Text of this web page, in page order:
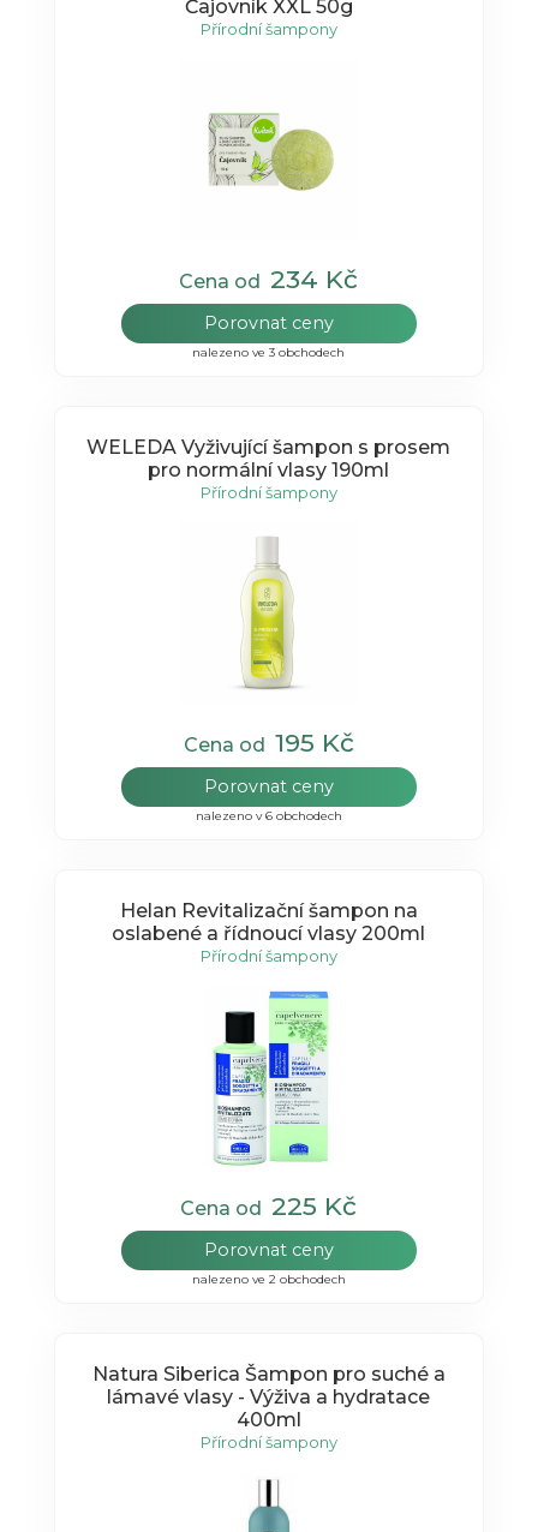
Čajovník XXL 50g
Přírodní šampony
Cena od234 Kč
Porovnat ceny
nalezeno ve 3 obchodech
WELEDA Vyživující šampon s prosem
pro normální vlasy 190ml
Přírodní šampony
Cena od 195 Kč
Porovnat ceny
nalezeno v 6 obchodech
Helan Revitalizační šampon na
oslabené a řídnoucí vlasy 200ml
Přírodní šampony
Cena od225 Kč
Porovnat ceny
nalezeno ve 2 obchodech
Natura Siberica Šampon pro suché a
lámavé vlasy - Výživa a hydratace
400ml
Přírodní šampony